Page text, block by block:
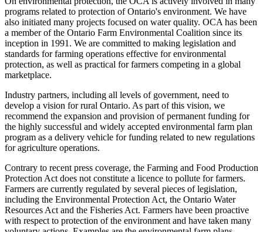
programs related to protection of Ontario's environment. We have
also initiated many projects focused on water quality. OCA has been
a member of the Ontario Farm Environmental Coalition since its
inception in 1991. We are committed to making legislation and
standards for farming operations effective for environmental
protection, as well as practical for farmers competing in a global
marketplace.
Industry partners, including all levels of government, need to
develop a vision for rural Ontario. As part of this vision, we
recommend the expansion and provision of permanent funding for
the highly successful and widely accepted environmental farm plan
program as a delivery vehicle for funding related to new regulations
for agriculture operations.
Contrary to recent press coverage, the Farming and Food Production
Protection Act does not constitute a licence to pollute for farmers.
Farmers are currently regulated by several pieces of legislation,
including the Environmental Protection Act, the Ontario Water
Resources Act and the Fisheries Act. Farmers have been proactive
with respect to protection of the environment and have taken many